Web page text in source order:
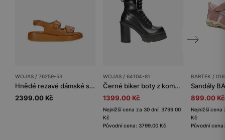
WOJAS / 76259-53
Hnědé rezavé dámské sandály z kůže
2399.00 Kč
WOJAS / 64104-81
Černé biker boty z kombinované kůže na podpatku
1399.00 Kč
Nejnižší cena za 30 dní: 3799.00
Kč
Původní cena: 3799.00 Kč
BARTEK /
899.00 Kč
Nejnižší cena
Kč
Původní